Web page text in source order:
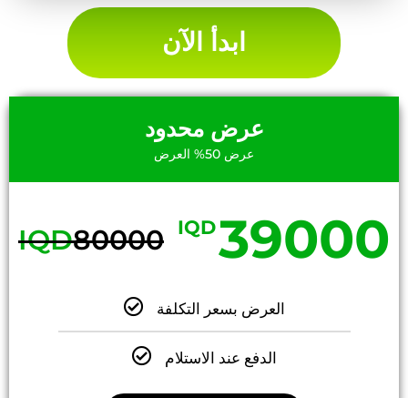
ابدأ الآن
عرض محدود
عرض 50% العرض
IQD80000 IQD39000
العرض بسعر التكلفة
الدفع عند الاستلام